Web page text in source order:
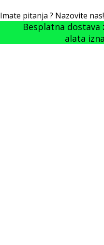
Imate pitanja ? Nazovite nas!
Besplatna dostava
alata